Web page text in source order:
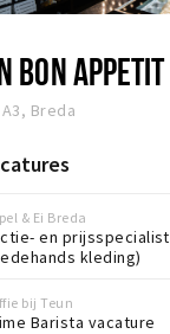
BON APPETIT
Breda
& Ei Breda
en prijsspecialist
kleding)
bij Teun
Barista vacature